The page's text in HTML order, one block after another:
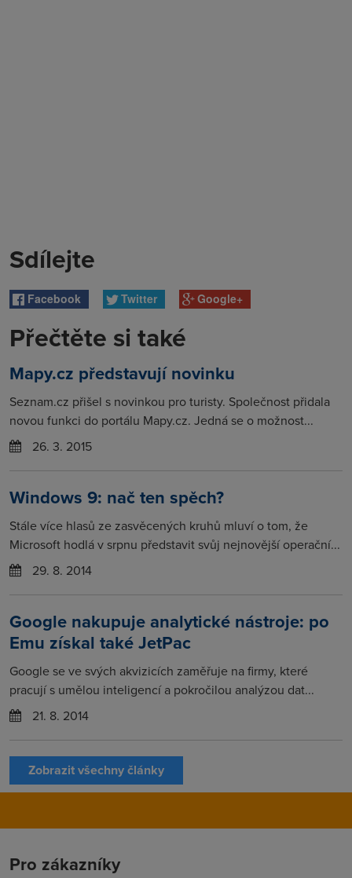
Sdílejte
Facebook Twitter Google+
Přečtěte si také
Mapy.cz představují novinku
Seznam.cz přišel s novinkou pro turisty. Společnost přidala
novou funkci do portálu Mapy.cz. Jedná se o možnost...
26. 3. 2015
Windows 9: nač ten spěch?
Stále více hlasů ze zasvěcených kruhů mluví o tom, že
Microsoft hodlá v srpnu představit svůj nejnovější operační...
29. 8. 2014
Google nakupuje analytické nástroje: po
Emu získal také JetPac
Google se ve svých akvizicích zaměřuje na firmy, které
pracují s umělou inteligencí a pokročilou analýzou dat...
21. 8. 2014
Zobrazit všechny články
Pro zákazníky